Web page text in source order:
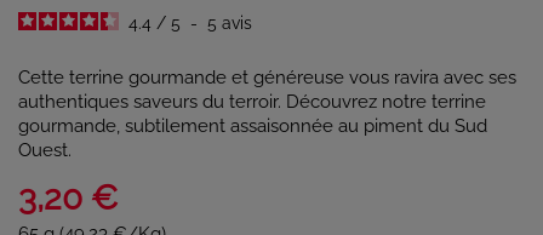
4.4 / 5 - 5 avis
Cette terrine gourmande et généreuse vous ravira avec ses
authentiques saveurs du terroir. Découvrez notre terrine
gourmande, subtilement assaisonnée au piment du Sud
Ouest.
3,20 €